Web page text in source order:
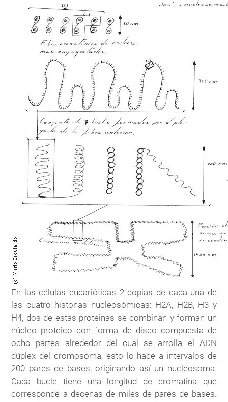
En las células eucarióticas 2 copias de cada una de
las cuatro histonas nucleosómicas: H2A, H2B, H3 y
H4, dos de estas proteinas se combinan y forman un
núcleo proteico con forma de disco compuesta de
ocho partes alrededor del cual se arrolla el ADN
dúplex del cromosoma, esto lo hace a intervalos de
200 pares de bases, originando así un nucleosoma.
Cada bucle tiene una longitud de cromatina que
corresponde a decenas de miles de pares de bases.